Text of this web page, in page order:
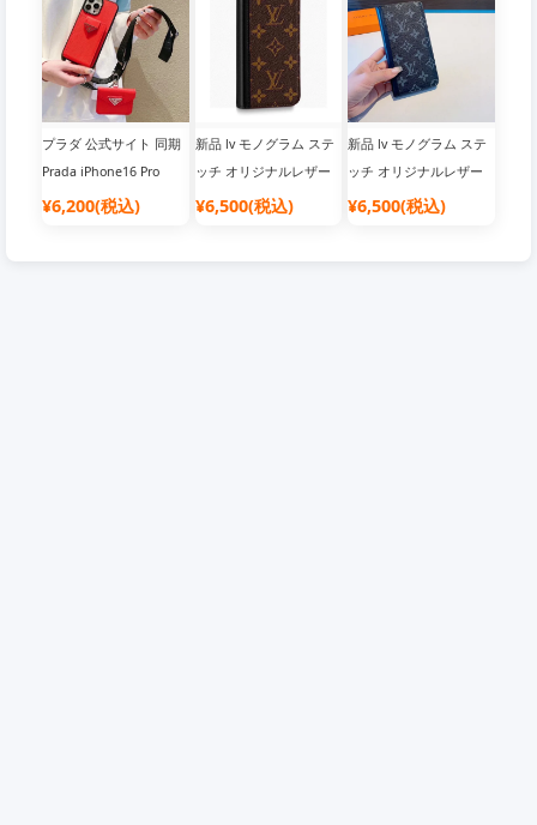
も可能！質感が超いいで
すね！
話ケース、LV細穴電話ケ
ースimd素材
電話ケース、LV細穴電話
ケースimd素材
プラダ 公式サイト 同期
Prada iPhone16 Pro
Max ケース カードホル
¥6,200(税込)
新品 lv モノグラム ステ
ッチ オリジナルレザー
手帳型ケース ルイヴィ
¥6,500(税込)
新品 lv モノグラム ステ
ッチ オリジナルレザー
手帳型ケース ルイヴィ
¥6,500(税込)